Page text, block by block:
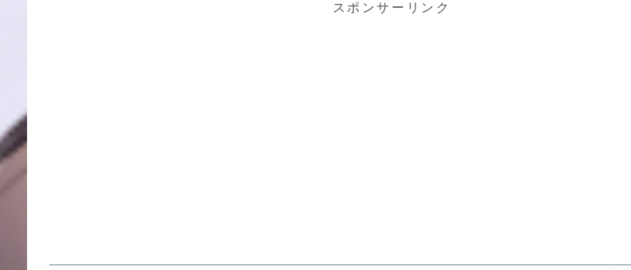
スポンサーリンク